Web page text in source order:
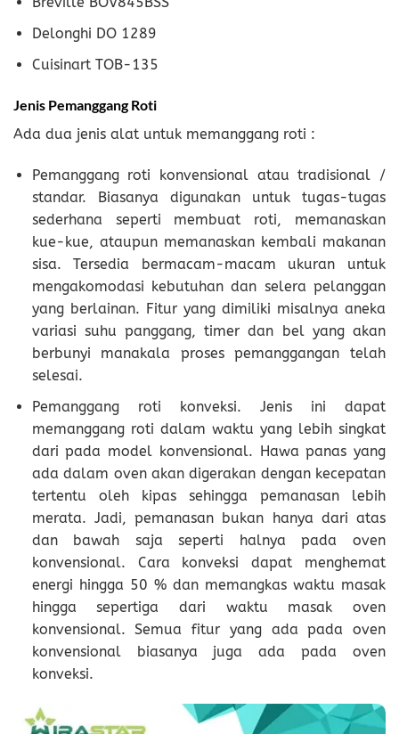
Delonghi DO 1289
Cuisinart TOB-135
Jenis Pemanggang Roti
Ada dua jenis alat untuk memanggang roti :
Pemanggang roti konvensional atau tradisional /
standar. Biasanya digunakan untuk tugas-tugas
sederhana seperti membuat roti, memanaskan
kue-kue, ataupun memanaskan kembali makanan
sisa. Tersedia bermacam-macam ukuran untuk
mengakomodasi kebutuhan dan selera pelanggan
yang berlainan. Fitur yang dimiliki misalnya aneka
variasi suhu panggang, timer dan bel yang akan
berbunyi manakala proses pemanggangan telah
selesai.
Pemanggang roti konveksi. Jenis ini dapat
memanggang roti dalam waktu yang lebih singkat
dari pada model konvensional. Hawa panas yang
ada dalam oven akan digerakan dengan kecepatan
tertentu oleh kipas sehingga pemanasan lebih
merata. Jadi, pemanasan bukan hanya dari atas
dan bawah saja seperti halnya pada oven
konvensional. Cara konveksi dapat menghemat
energi hingga 50 % dan memangkas waktu masak
hingga sepertiga dari waktu masak oven
konvensional. Semua fitur yang ada pada oven
konvensional biasanya juga ada pada oven
konveksi.